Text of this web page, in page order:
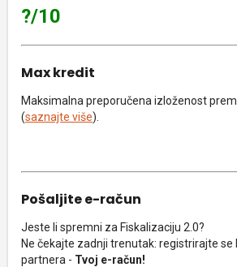
?/10
Max kredit
Maksimalna preporučena izloženost
(saznajte više).
Pošaljite e-račun
Jeste li spremni za Fiskalizaciju 2.0?
Ne čekajte zadnji trenutak: registrirajte se
partnera - Tvoj e-račun!